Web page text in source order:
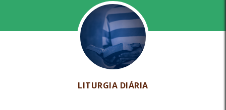
LITURGIA DIÁRIA